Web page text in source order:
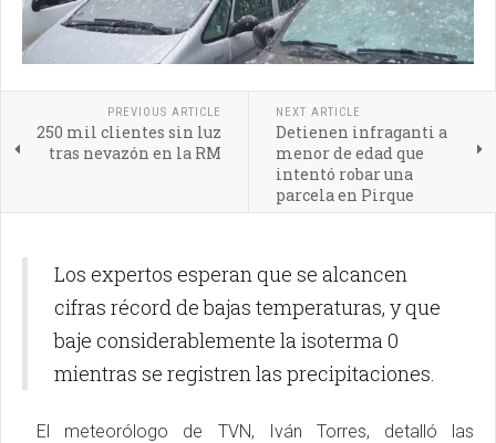
PREVIOUS ARTICLE
250 mil clientes sin luz
tras nevazón en la RM
NEXT ARTICLE
Detienen infraganti a
menor de edad que
intentó robar una
parcela en Pirque
Los expertos esperan que se alcancen
cifras récord de bajas temperaturas, y que
baje considerablemente la isoterma 0
mientras se registren las precipitaciones.
El meteorólogo de TVN, Iván Torres, detalló las